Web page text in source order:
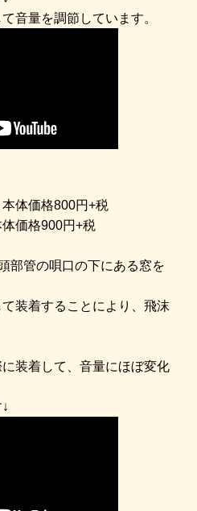
音量を調節しています。
体価格800円+税
価格900円+税
部管の唄口の下にある窓を
装着することにより、飛沫
装着して、音量にほぼ変化